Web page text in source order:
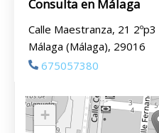
Consulta en Málaga
Calle Maestranza, 21 2ºp3
Málaga (Málaga), 29016
675057380
+